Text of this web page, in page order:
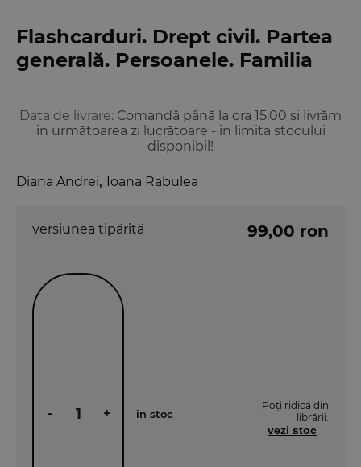
Flashcarduri. Drept civil. Partea
generală. Persoanele. Familia
Diana Andrei, Ioana Rabulea
Data de livrare: Comandă până la ora 15:00 și livrăm
în următoarea zi lucrătoare - în limita stocului
disponibil!
versiunea tipărită 99,00 ron
- + în stoc
Poți ridica din
librării.
vezi stoc